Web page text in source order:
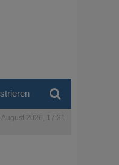
August 2026, 17:31